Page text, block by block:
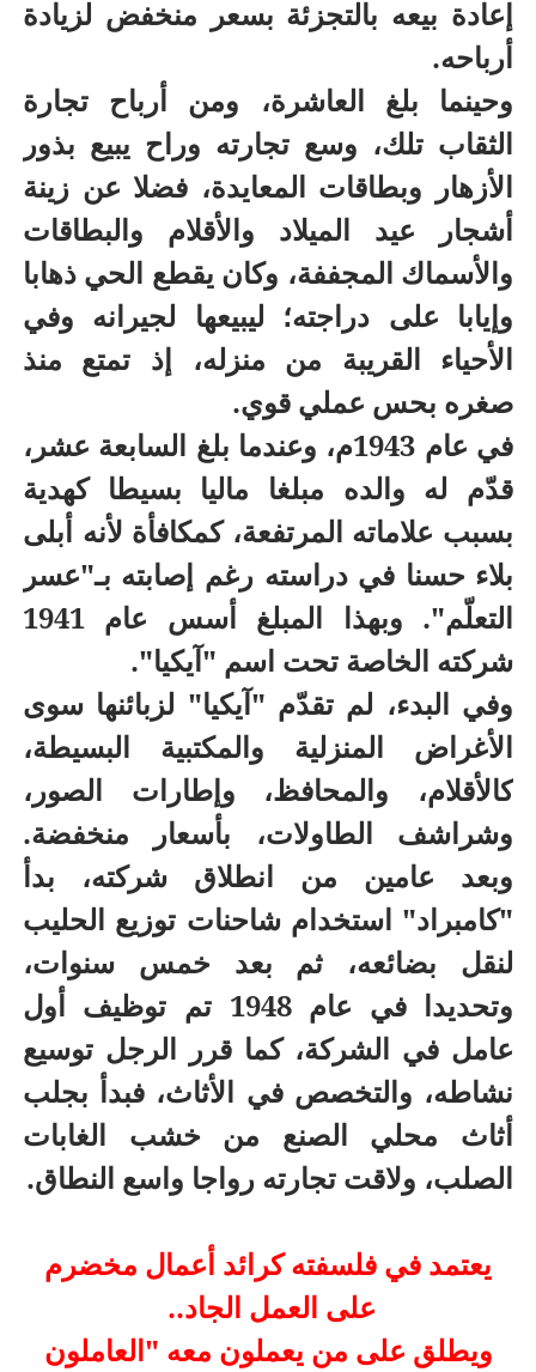
إعادة بيعه بالتجزئة بسعر منخفض لزيادة
أرباحه.
وحينما بلغ العاشرة، ومن أرباح تجارة
الثقاب تلك، وسع تجارته وراح يبيع بذور
الأزهار وبطاقات المعايدة، فضلا عن زينة
أشجار عيد الميلاد والأقلام والبطاقات
والأسماك المجففة، وكان يقطع الحي ذهابا
وإيابا على دراجته؛ ليبيعها لجيرانه وفي
الأحياء القريبة من منزله، إذ تمتع منذ
صغره بحس عملي قوي.
في عام 1943م، وعندما بلغ السابعة عشر،
قدّم له والده مبلغا ماليا بسيطا كهدية
بسبب علاماته المرتفعة، كمكافأة لأنه أبلى
بلاء حسنا في دراسته رغم إصابته بـ"عسر
التعلّم". وبهذا المبلغ أسس عام 1941
شركته الخاصة تحت اسم "آيكيا".
وفي البدء، لم تقدّم "آيكيا" لزبائنها سوى
الأغراض المنزلية والمكتبية البسيطة،
كالأقلام، والمحافظ، وإطارات الصور،
وشراشف الطاولات، بأسعار منخفضة.
وبعد عامين من انطلاق شركته، بدأ
"كامبراد" استخدام شاحنات توزيع الحليب
لنقل بضائعه، ثم بعد خمس سنوات،
وتحديدا في عام 1948 تم توظيف أول
عامل في الشركة، كما قرر الرجل توسيع
نشاطه، والتخصص في الأثاث، فبدأ بجلب
أثاث محلي الصنع من خشب الغابات
الصلب، ولاقت تجارته رواجا واسع النطاق.
يعتمد في فلسفته كرائد أعمال مخضرم
على العمل الجاد..
ويطلق على من يعملون معه "العاملون